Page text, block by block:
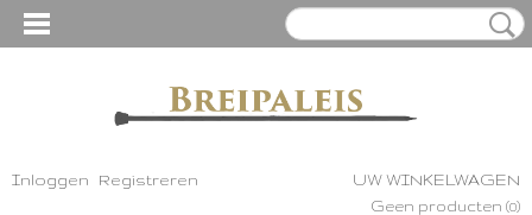
Inloggen Registreren UW WINKELWAGEN
Geen producten (0)